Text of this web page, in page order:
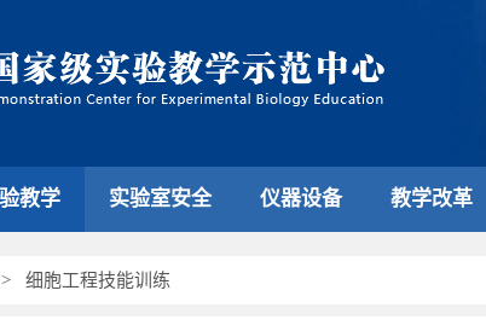
教学 实验室安全 仪器设备 教学改革
> 细胞工程技能训练